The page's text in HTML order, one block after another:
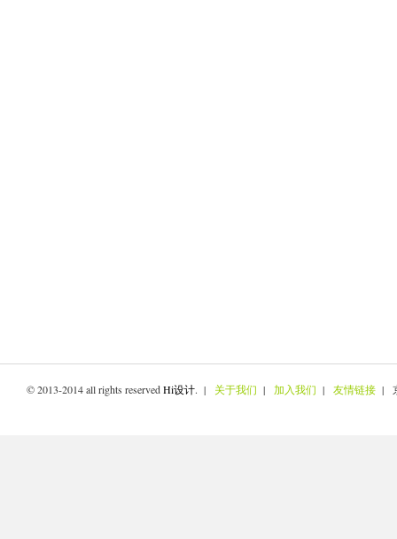
© 2013-2014 all rights reservedHi设计. | 关于我们 | 加入我们 | 友情链接 |